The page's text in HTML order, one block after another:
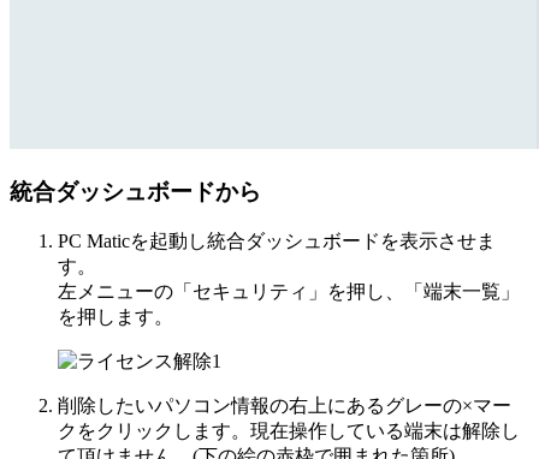
統合ダッシュボードから
PC Maticを起動し統合ダッシュボードを表示させま
す。
左メニューの「セキュリティ」を押し、「端末一覧」
を押します。
削除したいパソコン情報の右上にあるグレーの×マー
クをクリックします。現在操作している端末は解除し